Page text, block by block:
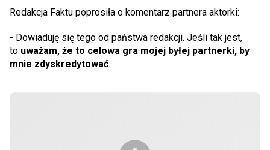
Redakcja Faktu poprosiła o komentarz partnera aktorki:
- Dowiaduję się tego od państwa redakcji. Jeśli tak jest,
to uważam, że to celowa gra mojej byłej partnerki, by
mnie zdyskredytować.